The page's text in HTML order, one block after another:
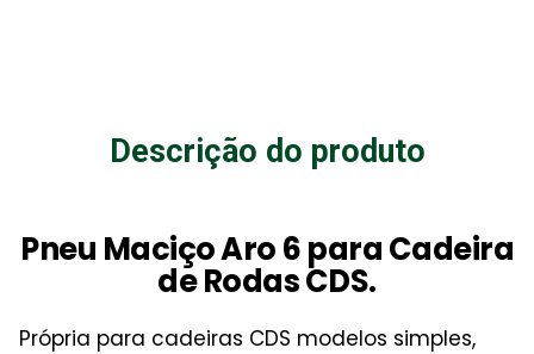
Descrição do produto
Pneu Maciço Aro 6 para Cadeira
de Rodas CDS.
Própria para cadeiras CDS modelos simples,